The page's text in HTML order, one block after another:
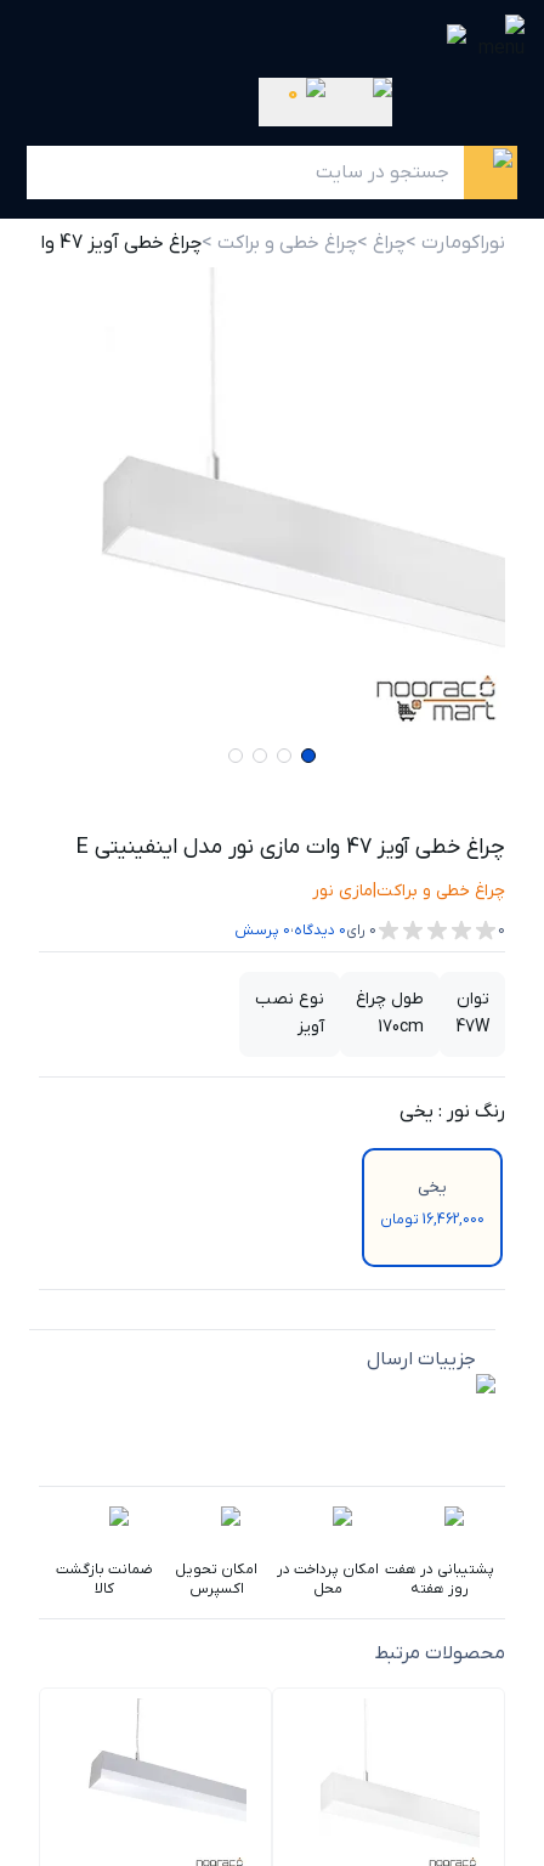
0
نوراکومارت >چراغ >چراغ خطی و براکت >چراغ خطی آویز 47 وات مازی نور مدل اینفینیتی E
چراغ خطی آویز 47 وات مازی نور مدل اینفینیتی E
چراغ خطی و براکت|مازی نور
0
0 رای0 دیدگاه،0 پرسش
توان
47W
طول چراغ
170cm
نوع نصب
آویز
رنگ نور : یخی
یخی
16,462,000 تومان
جزییات ارسال
پشتیبانی در هفت
روز هفته
امکان پرداخت در
محل
امکان تحویل
اکسپرس
ضمانت بازگشت
کالا
محصولات مرتبط